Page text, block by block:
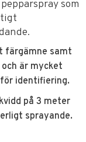
som
färgämne samt
är mycket
identifiering.
på 3 meter
sprayande.